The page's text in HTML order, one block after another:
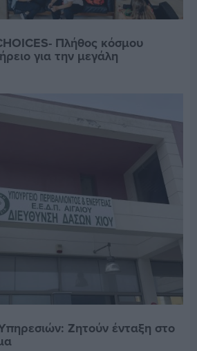
Πλήθος κόσμου
για την μεγάλη
Ζητούν ένταξη στο